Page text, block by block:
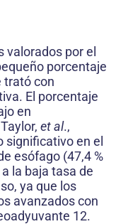
valorados por el
porcentaje
trató con
El porcentaje
en
et al.,
en el
esófago (47,4 %
la baja tasa de
ya que los
avanzados con
12.